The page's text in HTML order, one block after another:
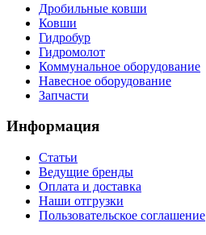
Дробильные ковши
Ковши
Гидробур
Гидромолот
Коммунальное оборудование
Навесное оборудование
Запчасти
Информация
Статьи
Ведущие бренды
Оплата и доставка
Наши отгрузки
Пользовательское соглашение